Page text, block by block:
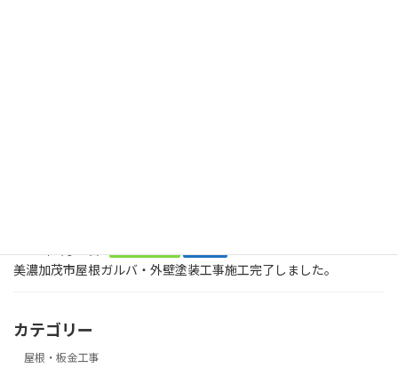
美濃加茂市屋根ガルバ・外壁塗装工事施工完了しました。
カテゴリー
屋根・板金工事